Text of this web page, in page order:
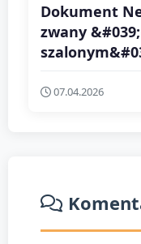
Dokument
zwany
07.04.2026